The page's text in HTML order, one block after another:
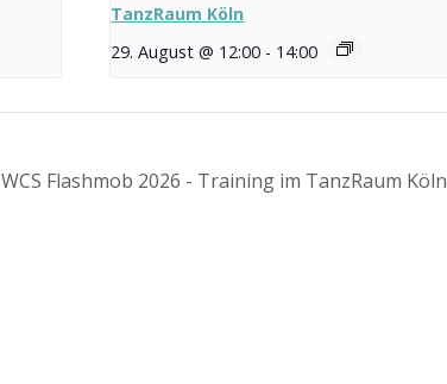
TanzRaum Köln
29. August @ 12:00 - 14:00
WCS Flashmob 2026 - Training im TanzRaum Köln